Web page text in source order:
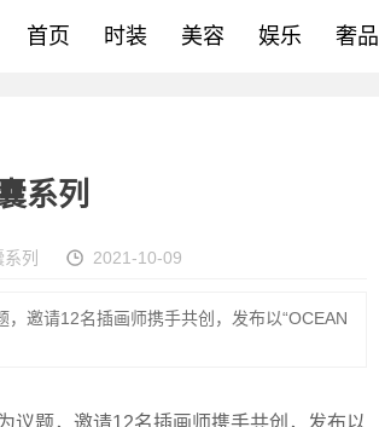
首页 时装 美容 娱乐 奢品
系列
列 2021-10-09
邀请12名插画师携手共创，发布以“OCEAN
题，邀请12名插画师携手共创，发布以